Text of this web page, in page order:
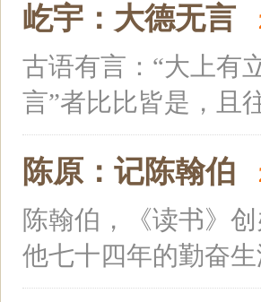
屹宇：大德无言
古语有言：“大上有
言”者比比皆是，且
陈原：记陈翰伯
陈翰伯，《读书》
他七十四年的勤奋